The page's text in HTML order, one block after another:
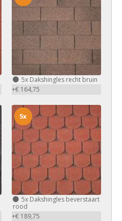
5xDakshingles recht bruin
+€ 164,75
5xDakshingles beverstaart
rood
+€ 189,75
5x